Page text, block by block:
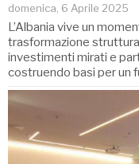
domenica, 6 Aprile 2025
L’Albania vive un
trasformazione
investimenti mirati e
costruendo basi per un